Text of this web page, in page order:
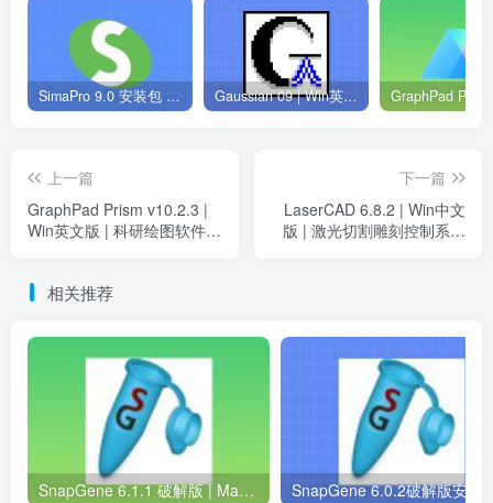
SimaPro 9.0 安装包 | Win英文版 | 生命周期评估软件 | 安装教程 Gaussian 09 | Win英文版 | 量子化学软件 | 安装教程
上一篇
GraphPad Prism v10.2.3 |
Win英文版 | 科研绘图软件 |
下一篇
LaserCAD 6.8.2 | Win中文
版 | 激光切割雕刻控制系统
相关推荐
SnapGene 6.1.1 破解版 | Mac中文版 | 分子生物学软件 | 安装教程 | 一键安装版